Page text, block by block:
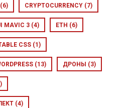
(6) CRYPTOCURRENCY (7)
MAVIC 3 (4) ETH (6)
CSS (1)
(13) ДРОНЫ (3)
(4)